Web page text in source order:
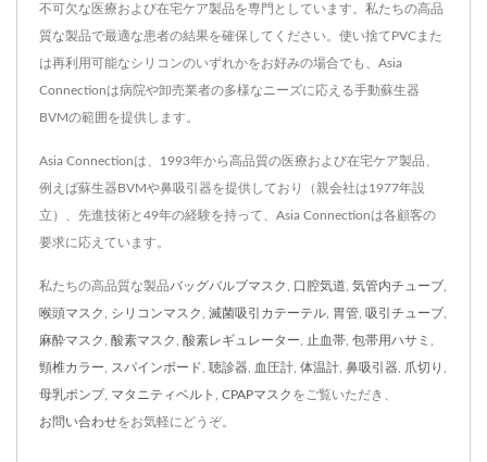
不可欠な医療および在宅ケア製品を専門としています。私たちの高品
質な製品で最適な患者の結果を確保してください。使い捨てPVCまた
は再利用可能なシリコンのいずれかをお好みの場合でも、Asia
Connectionは病院や卸売業者の多様なニーズに応える手動蘇生器
BVMの範囲を提供します。
Asia Connectionは、1993年から高品質の医療および在宅ケア製品、
例えば蘇生器BVMや鼻吸引器を提供しており（親会社は1977年設
立）、先進技術と49年の経験を持って、Asia Connectionは各顧客の
要求に応えています。
私たちの高品質な製品バッグバルブマスク 口腔気道 気管内チューブ
喉頭マスク シリコンマスク 滅菌吸引カテーテル 胃管 吸引チューブ
麻酔マスク 酸素マスク 酸素レギュレーター 止血帯 包帯用ハサミ
頸椎カラー スパインボード 聴診器 血圧計 体温計 鼻吸引器 爪切り
母乳ポンプ, マタニティベルト CPAPマスク をご覧いただき、
お問い合わせをお気軽にどうぞ。